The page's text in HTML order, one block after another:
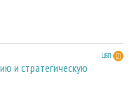
ЦБП
и стратегическую